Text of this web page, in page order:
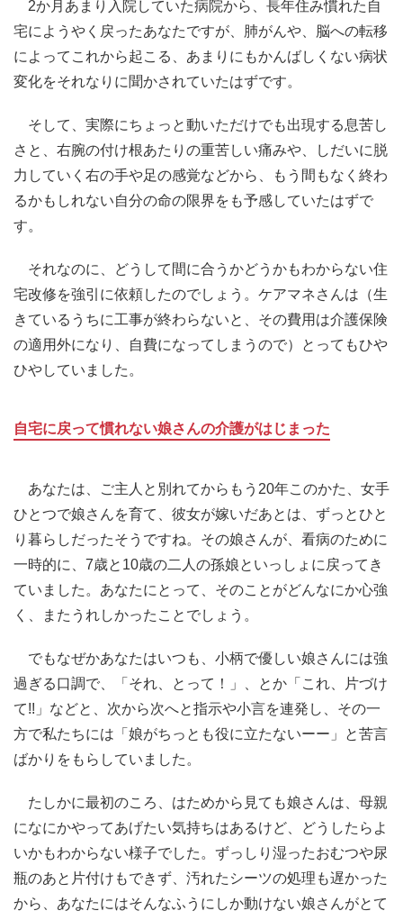
2か月あまり入院していた病院から、長年住み慣れた自
宅にようやく戻ったあなたですが、肺がんや、脳への転移
によってこれから起こる、あまりにもかんばしくない病状
変化をそれなりに聞かされていたはずです。
そして、実際にちょっと動いただけでも出現する息苦し
さと、右腕の付け根あたりの重苦しい痛みや、しだいに脱
力していく右の手や足の感覚などから、もう間もなく終わ
るかもしれない自分の命の限界をも予感していたはずで
す。
それなのに、どうして間に合うかどうかもわからない住
宅改修を強引に依頼したのでしょう。ケアマネさんは（生
きているうちに工事が終わらないと、その費用は介護保険
の適用外になり、自費になってしまうので）とってもひや
ひやしていました。
自宅に戻って慣れない娘さんの介護がはじまった
あなたは、ご主人と別れてからもう20年このかた、女手
ひとつで娘さんを育て、彼女が嫁いだあとは、ずっとひと
り暮らしだったそうですね。その娘さんが、看病のために
一時的に、7歳と10歳の二人の孫娘といっしょに戻ってき
ていました。あなたにとって、そのことがどんなにか心強
く、またうれしかったことでしょう。
でもなぜかあなたはいつも、小柄で優しい娘さんには強
過ぎる口調で、「それ、とって！」、とか「これ、片づけ
て!!」などと、次から次へと指示や小言を連発し、その一
方で私たちには「娘がちっとも役に立たないーー」と苦言
ばかりをもらしていました。
たしかに最初のころ、はためから見ても娘さんは、母親
になにかやってあげたい気持ちはあるけど、どうしたらよ
いかもわからない様子でした。ずっしり湿ったおむつや尿
瓶のあと片付けもできず、汚れたシーツの処理も遅かった
から、あなたにはそんなふうにしか動けない娘さんがとて